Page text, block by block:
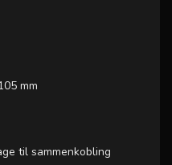
mm
til sammenkobling